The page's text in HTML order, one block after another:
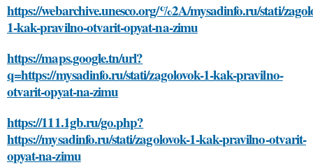
https://webarchive.unesco.org/%2A/mysadinfo.ru/stati/
1-kak-pravilno-otvarit-opyat-na-zimu
https://maps.google.tn/url?
q=https://mysadinfo.ru/stati/zagolovok-1-kak-pravilno-
otvarit-opyat-na-zimu
https://111.1gb.ru/go.php?
https://mysadinfo.ru/stati/zagolovok-1-kak-pravilno-otvarit-
opyat-na-zimu